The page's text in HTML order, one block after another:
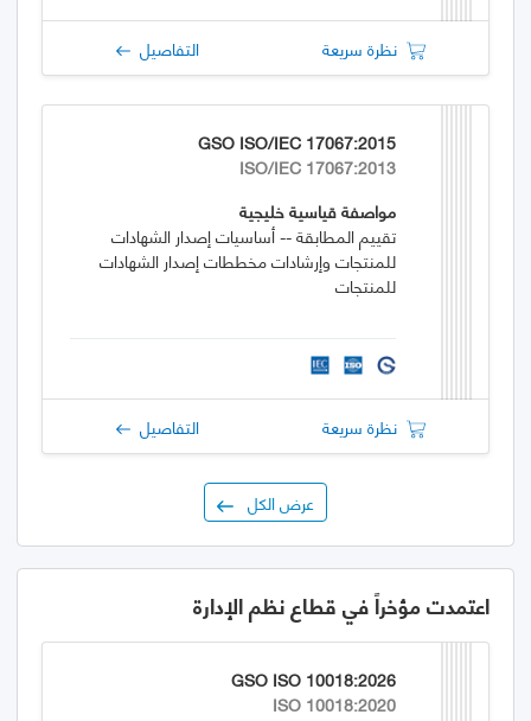
نظرة سريعة التفاصيل
GSO ISO/IEC 17067:2015
ISO/IEC 17067:2013
مواصفة قياسية خليجية
تقييم المطابقة -- أساسيات إصدار الشهادات
للمنتجات وإرشادات مخططات إصدار الشهادات
للمنتجات
نظرة سريعة التفاصيل
عرض الكل
اعتمدت مؤخراً في قطاع نظم الإدارة
GSO ISO 10018:2026
ISO 10018:2020